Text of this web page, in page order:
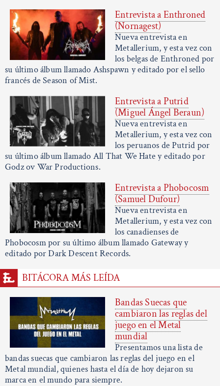
Entrevista a Enthroned
(Nornagest)
Nueva entrevista en
Metallerium, y esta vez con
los belgas de Enthroned por
su último álbum llamado Ashspawn y editado por el sello
francés de Season of Mist.
Entrevista a Putrid
(Miguel Ángel Beraun)
Nueva entrevista en
Metallerium, y esta vez con
los peruanos de Putrid por
su último álbum llamado All That We Hate y editado por
Godz ov War Productions.
Entrevista a Phobocosm
(Samuel Dufour)
Nueva entrevista en
Metallerium, y esta vez con
los canadienses de
Phobocosm por su último álbum llamado Gateway y
editado por Dark Descent Records.
BITÁCORA MÁS LEÍDA
Bandas Suecas que
cambiaron las reglas del
juego en el Metal
mundial
Presentamos una lista de
bandas suecas que cambiaron las reglas del juego en el
Metal mundial, quienes hasta el día de hoy dejaron su
marca en el mundo para siempre.